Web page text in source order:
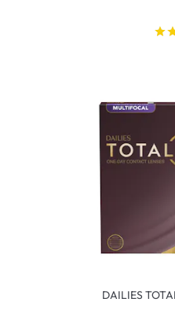
DAILIES